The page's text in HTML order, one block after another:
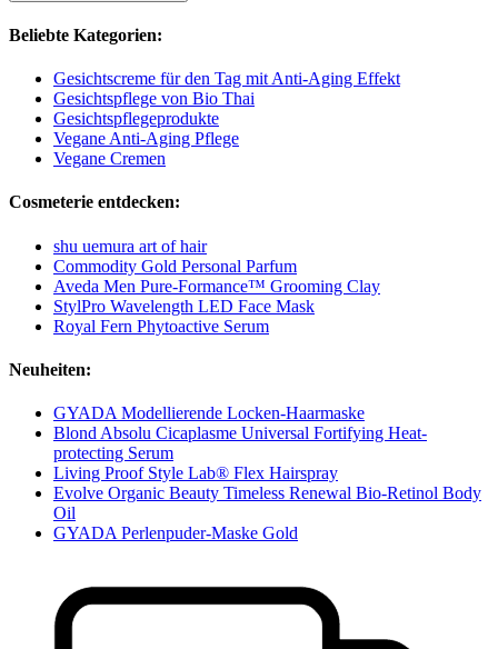
Beliebte Kategorien:
Gesichtscreme für den Tag mit Anti-Aging Effekt
Gesichtspflege von Bio Thai
Gesichtspflegeprodukte
Vegane Anti-Aging Pflege
Vegane Cremen
Cosmeterie entdecken:
shu uemura art of hair
Commodity Gold Personal Parfum
Aveda Men Pure-Formance™ Grooming Clay
StylPro Wavelength LED Face Mask
Royal Fern Phytoactive Serum
Neuheiten:
GYADA Modellierende Locken-Haarmaske
Blond Absolu Cicaplasme Universal Fortifying Heat-
protecting Serum
Living Proof Style Lab® Flex Hairspray
Evolve Organic Beauty Timeless Renewal Bio-Retinol Body
Oil
GYADA Perlenpuder-Maske Gold